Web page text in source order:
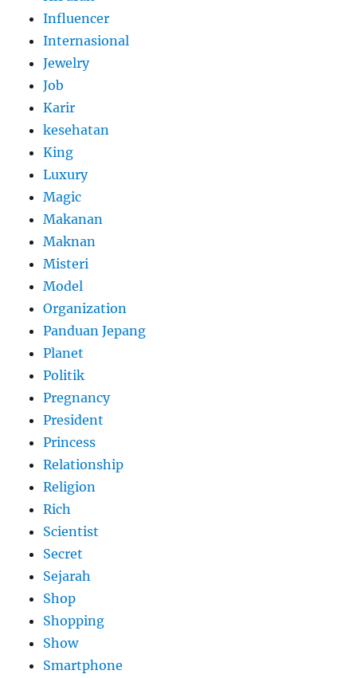
Influencer
Internasional
Jewelry
Job
Karir
kesehatan
King
Luxury
Magic
Makanan
Maknan
Misteri
Model
Organization
Panduan Jepang
Planet
Politik
Pregnancy
President
Princess
Relationship
Religion
Rich
Scientist
Secret
Sejarah
Shop
Shopping
Show
Smartphone